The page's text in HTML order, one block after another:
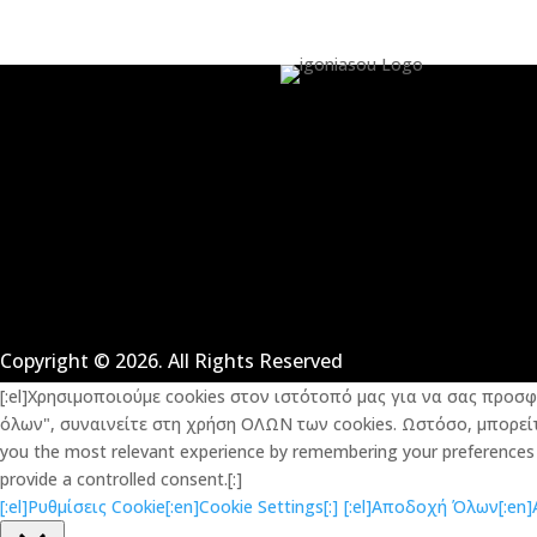
Copyright © 2026. All Rights Reserved
[:el]Χρησιμοποιούμε cookies στον ιστότοπό μας για να σας
όλων", συναινείτε στη χρήση ΟΛΩΝ των cookies. Ωστόσο,
you the most relevant experience by remembering your
provide a controlled consent.[:]
[:el]Ρυθμίσεις Cookie[:en]Cookie Settings[:] [:el]Αποδοχή